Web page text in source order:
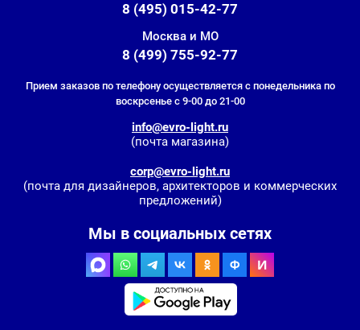
8 (495) 015-42-77
Москва и МО
8 (499) 755-92-77
Прием заказов по телефону осуществляется с понедельника по
воскрсенье с 9-00 до 21-00
info@evro-light.ru
(почта магазина)
corp@evro-light.ru
(почта для дизайнеров, архитекторов и коммерческих
предложений)
Мы в социальных сетях